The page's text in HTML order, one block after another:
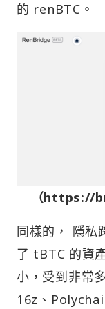
的 renBTC。
（https://
同樣的， 隱
了 tBTC 的資
小，受到非常
16z、